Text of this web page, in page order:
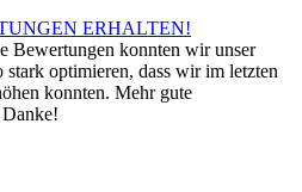
ERHALTEN!
Bewertungen konnten wir unser
optimieren, dass wir im letzten
konnten. Mehr gute